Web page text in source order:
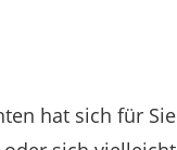
hat sich für Sie